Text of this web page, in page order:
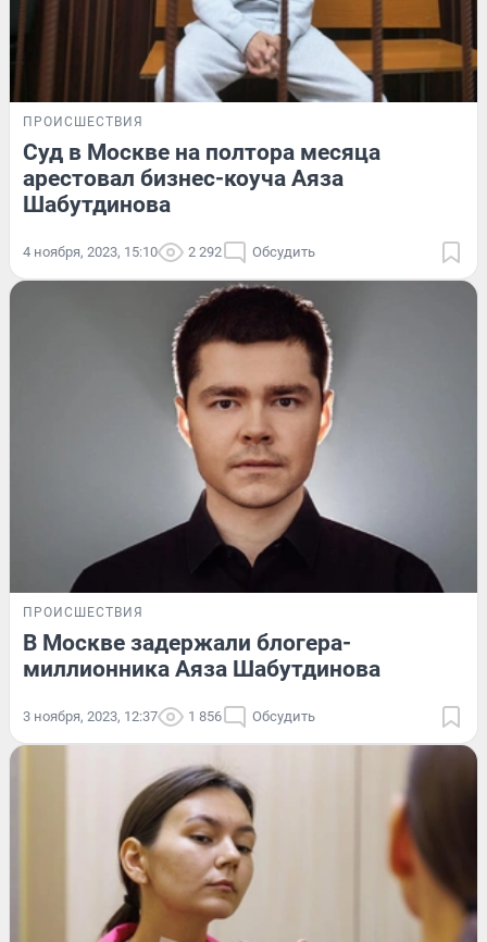
ПРОИСШЕСТВИЯ
Суд в Москве на полтора месяца
арестовал бизнес-коуча Аяза
Шабутдинова
4 ноября, 2023, 15:10 2 292 Обсудить
ПРОИСШЕСТВИЯ
В Москве задержали блогера-
миллионника Аяза Шабутдинова
3 ноября, 2023, 12:37 1 856 Обсудить